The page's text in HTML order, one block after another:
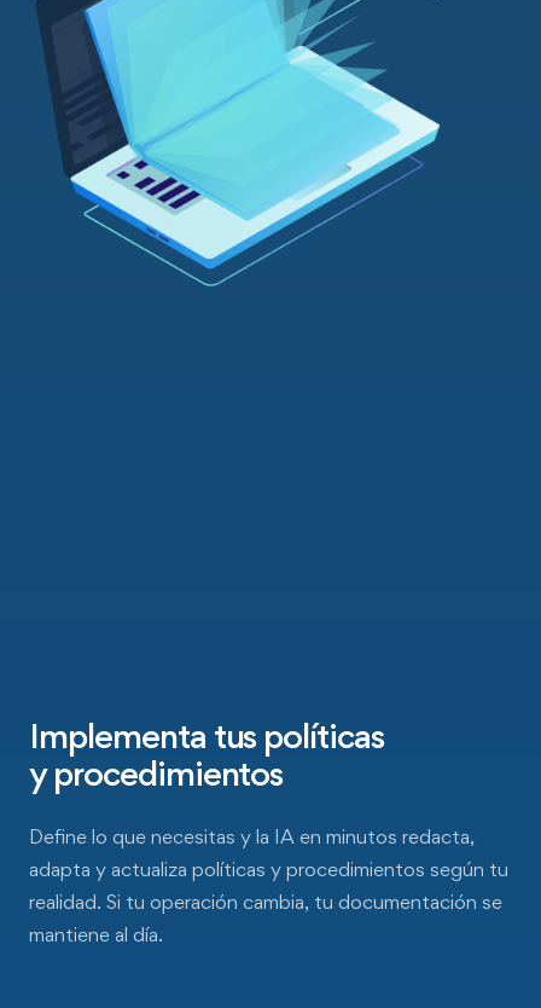
Implementa tus políticas
y procedimientos
Define lo que necesitas y la IA en minutos redacta,
adapta y actualiza políticas y procedimientos según tu
realidad. Si tu operación cambia, tu documentación se
mantiene al día.